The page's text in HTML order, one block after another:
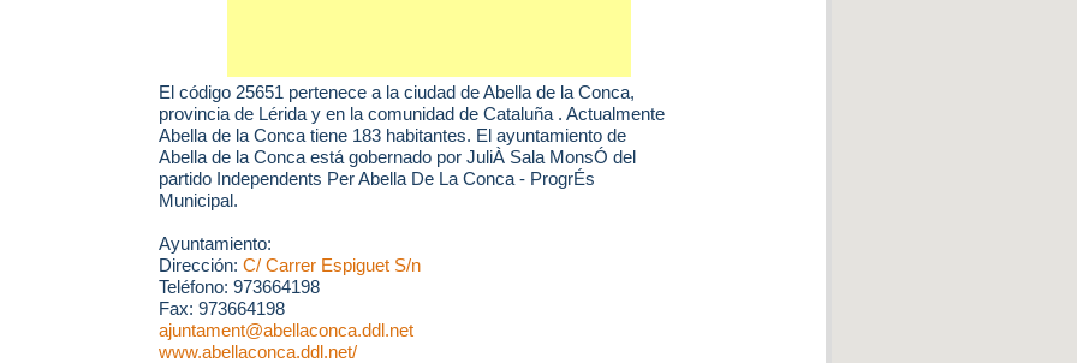
El código 25651 pertenece a la ciudad deAbella de la Conca,
provincia de Lérida y en la comunidad de Cataluña . Actualmente
Abella de la Conca tiene 183 habitantes. El ayuntamiento de
Abella de la Conca está gobernado por JuliÀ Sala MonsÓ del
partido Independents Per Abella De La Conca - ProgrÉs
Municipal.
Ayuntamiento:
Dirección: C/ Carrer Espiguet S/n
Teléfono: 973664198
Fax: 973664198
ajuntament@abellaconca.ddl.net
www.abellaconca.ddl.net/